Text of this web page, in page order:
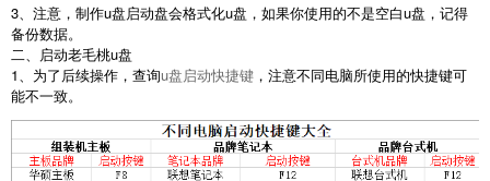
3、注意，制作u盘启动盘会格式化u盘，如果你使用的不是空白u盘，记得
备份数据。
二、启动老毛桃u盘
1、为了后续操作，查询u盘启动快捷键 ，注意不同电脑所使用的快捷键可
能不一致。